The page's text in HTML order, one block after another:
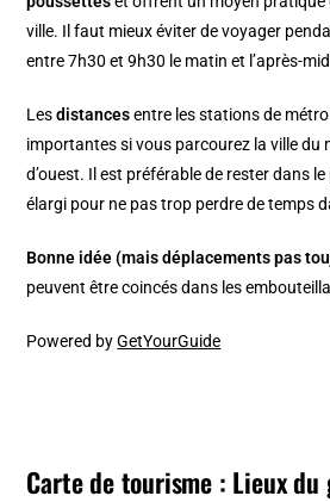
ville. Il faut mieux éviter de voyager
entre 7h30 et 9h30 le matin et l’après-
Lesdistancesentre les stations de
importantes si vous parcourez la ville du
d’ouest. Il est préférable de rester dans
élargi pour ne pas trop perdre de temps
Bonne idée (mais déplacements pas
peuvent être coincés dans les
Powered byGetYourGuide
Carte de tourisme : Lieux du